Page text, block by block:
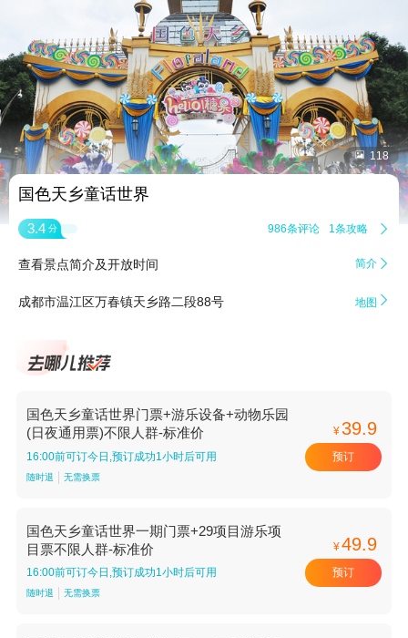
 118
国色天乡童话世界
3.4 分 986条评论 1条攻略 
查看景点简介及开放时间 简介 
成都市温江区万春镇天乡路二段88号 地图 
国色天乡童话世界门票+游乐设备+动物乐园
(日夜通用票)不限人群-标准价
16:00前可订今日,预订成功1小时后可用
随时退 无需换票
¥39.9
预订
国色天乡童话世界一期门票+29项目游乐项
目票不限人群-标准价
16:00前可订今日,预订成功1小时后可用
随时退 无需换票
¥49.9
预订